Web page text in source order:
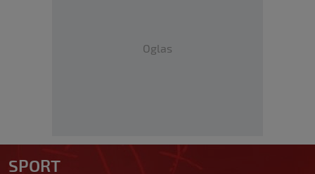
Oglas
SPORT